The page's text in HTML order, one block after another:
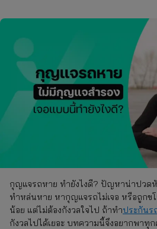
กุญแจรถหาย ทำยังไงดี? ปัญหาน่าปวดหั
ทำหล่นหาย หากุญแจรถไม่เจอ หรือถูกข
น้อย แต่ไม่ต้องกังวลใจไป ถ้าทำประกันร
กังวลไปได้เยอะ บทความนี้จึงอยากพาทุก